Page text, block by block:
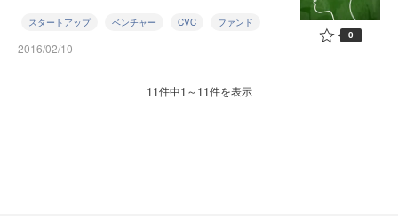
スタートアップ ベンチャー CVC ファンド
2016/02/10
0
11件中1～11件を表示